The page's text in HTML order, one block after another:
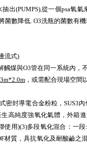
抽出(PUMPS),從一個psa氧氣
菌數降低. O3洗瓶的菌數有
流式)
觸煤與O3管在同一系統內，
，或需配合現場空間
密封導電合金粉粒，SUS3內
生高純度強氧化氣體，外箱
使用)(3)多段氧化混合：一段
材質，具抗氧化及耐酸鹼之